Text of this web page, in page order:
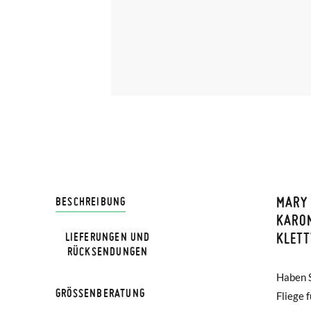
BESCHREIBUNG
Haben
Fliege
kleine
LIEFERUNGEN UND
RÜCKSENDUNGEN
Bei
GRÖSSENBERATUNG